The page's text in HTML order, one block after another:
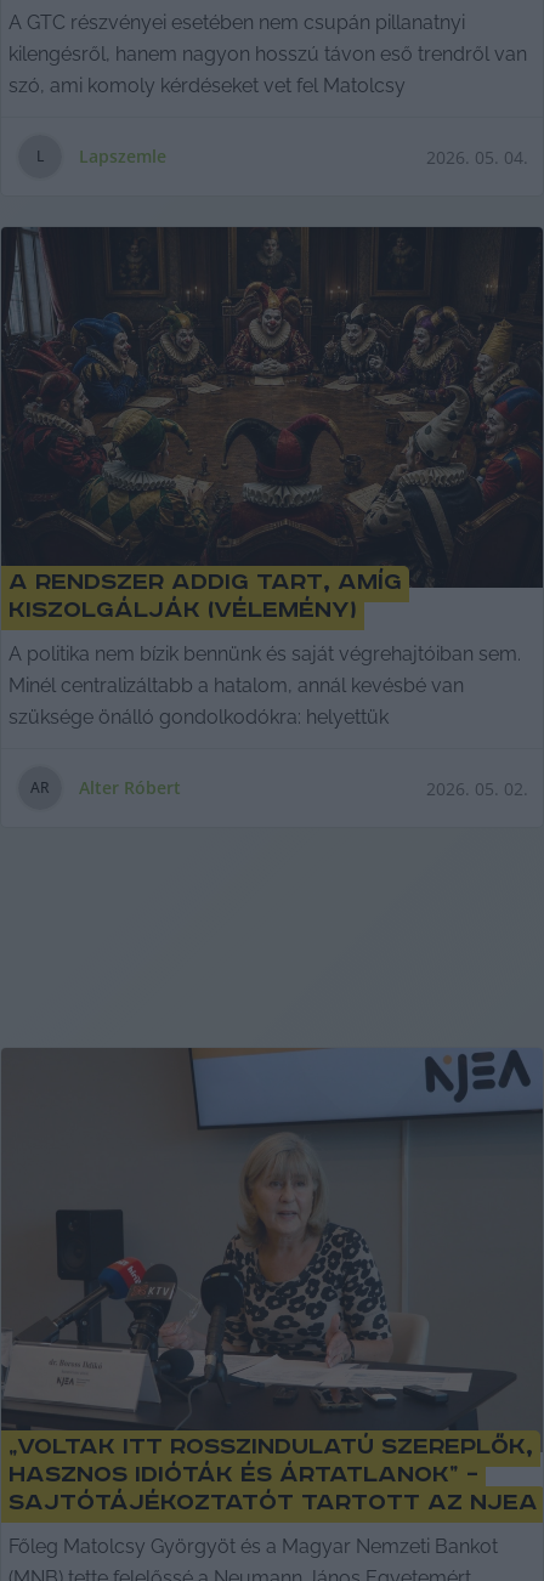
A GTC részvényei esetében nem csupán pillanatnyi
kilengésről, hanem nagyon hosszú távon eső trendről van
szó, ami komoly kérdéseket vet fel Matolcsy
L Lapszemle 2026. 05. 04.
A rendszer addig tart, amíg
kiszolgálják (vélemény)
A politika nem bízik bennünk és saját végrehajtóiban sem.
Minél centralizáltabb a hatalom, annál kevésbé van
szüksége önálló gondolkodókra: helyettük
AR Alter Róbert 2026. 05. 02.
„Voltak itt rosszindulatú szereplők,
hasznos idióták és ártatlanok” –
sajtótájékoztatót tartott az NJEA
Főleg Matolcsy Györgyöt és a Magyar Nemzeti Bankot